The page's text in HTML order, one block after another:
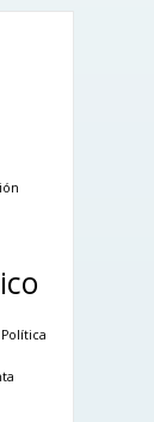
Política